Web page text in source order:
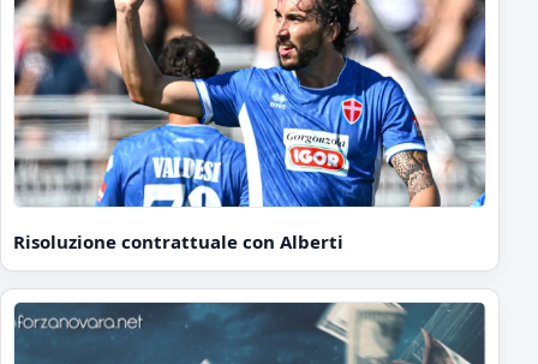
Risoluzione contrattuale con Alberti